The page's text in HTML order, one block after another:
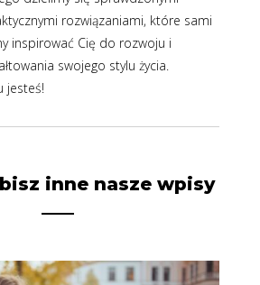
rozwiązaniami, które sami
inspirować Cię do rozwoju i
swojego stylu życia.
jesteś!
inne nasze wpisy